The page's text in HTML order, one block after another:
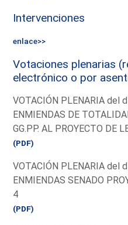
Intervenciones
enlace>>
Votaciones plenarias
electrónico o por
VOTACIÓN PLENARIA del
ENMIENDAS DE
GG.PP. AL PROYECTO DE
(PDF)
VOTACIÓN PLENARIA del
ENMIENDAS SENADO
4
(PDF)